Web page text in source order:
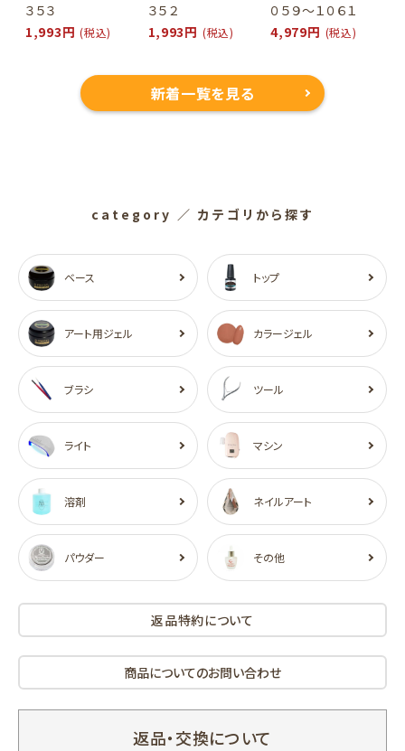
３５３
1,993円 (税込)
３５２
1,993円 (税込)
０５９～１０６１
4,979円 (税込)
新着一覧を見る
category ／ カテゴリから探す
ベース トップ
アート用ジェル カラージェル
ブラシ ツール
ライト マシン
溶剤 ネイルアート
パウダー その他
返品特約について
商品についてのお問い合わせ
返品・交換について